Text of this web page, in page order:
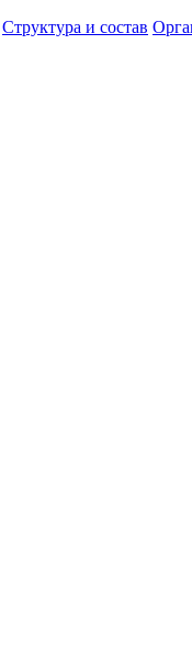
Структура и состав